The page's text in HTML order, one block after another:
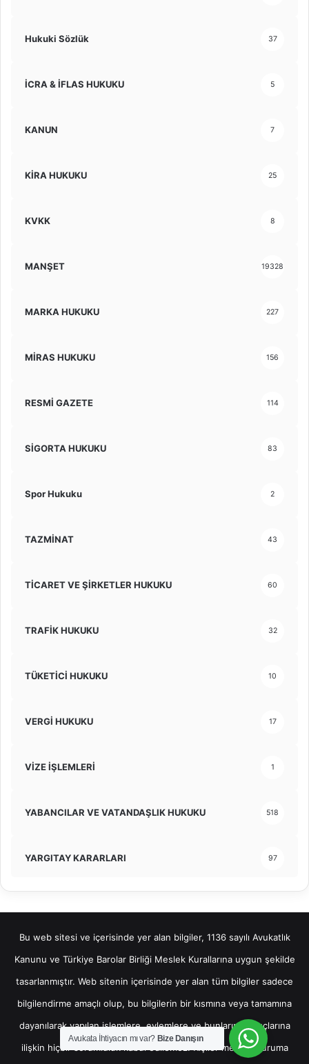
Hukuki Sözlük 37
İCRA & İFLAS HUKUKU 5
KANUN 7
KİRA HUKUKU 25
KVKK 8
MANŞET 19328
MARKA HUKUKU 227
MİRAS HUKUKU 156
RESMİ GAZETE 114
SİGORTA HUKUKU 83
Spor Hukuku 2
TAZMİNAT 43
TİCARET VE ŞİRKETLER HUKUKU 60
TRAFİK HUKUKU 32
TÜKETİCİ HUKUKU 10
VERGİ HUKUKU 17
VİZE İŞLEMLERİ 1
YABANCILAR VE VATANDAŞLIK HUKUKU 518
YARGITAY KARARLARI 97
Bu web sitesi ve içerisinde yer alan bilgiler, 1136 sayılı Avukatlık
Kanunu ve Türkiye Barolar Birliği Meslek Kurallarına uygun şekilde
tasarlanmıştır. Web sitenin içerisinde yer alan tüm bilgiler sadece
bilgilendirme amaçlı olup, bu bilgilerin bir kısmına veya tamamına
dayanılarak yapılan işlemlere, eylemlere ve bunların sonuçlarına
ilişkin hiçbir sorumluluk kabul edilemez. Kişiler mevcut duruma
Avukata İhtiyacın mı var? Bize Danışın